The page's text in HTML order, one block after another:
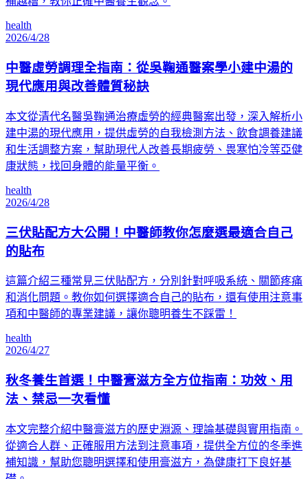
health
2026/4/28
中醫虛勞調理全指南：從吳鞠通醫案學小建中湯的
現代應用與改善體質秘訣
本文從清代名醫吳鞠通治療虛勞的經典醫案出發，深入解析小
建中湯的現代應用，提供虛勞的自我檢測方法、飲食調養建議
和生活調整方案，幫助現代人改善長期疲勞、畏寒怕冷等亞健
康狀態，找回身體的能量平衡。
health
2026/4/28
三伏貼配方大公開！中醫師教你怎麼選最適合自己
的貼布
這篇介紹三種常見三伏貼配方，分別針對呼吸系統、關節疼痛
和消化問題。教你如何選擇適合自己的貼布，還有使用注意事
項和中醫師的專業建議，讓你聰明養生不踩雷！
health
2026/4/27
秋冬養生首選！中醫膏滋方全方位指南：功效、用
法、禁忌一次看懂
本文完整介紹中醫膏滋方的歷史淵源、理論基礎與實用指南。
從適合人群、正確服用方法到注意事項，提供全方位的冬季進
補知識，幫助您聰明選擇和使用膏滋方，為健康打下良好基